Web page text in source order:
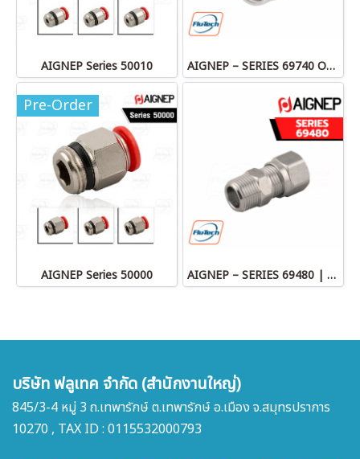
AIGNEP Series 50010 AIGNEP – SERIES 69740 OLIVE
Pre-Order
AIGNEP Series 50000 AIGNEP – SERIES 69480 | STRAIGHT MALE ADAPTOR
บริษัท ฟลูเทค จำกัด (สำนักงานใหญ่)
845/3-4 หมู่ 3 ถ.เทพารักษ์ ต.เทพารักษ์ อ.เมือง จ.สมุทรปราการ
10270 , TAX ID : 0115532000793